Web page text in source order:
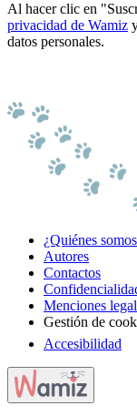
Al hacer clic en
privacidad de Wamiz
datos personales.
¿Quiénes
Autores
Contactos
Menciones
Gestión de
Accesibilidad